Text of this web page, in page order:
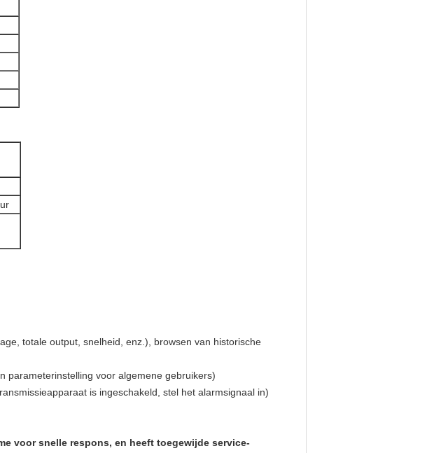
totale output, snelheid, enz.), browsen van historische
parameterinstelling voor algemene gebruikers)
is ingeschakeld, stel het alarmsignaal in)
voor snelle respons, en heeft toegewijde service-